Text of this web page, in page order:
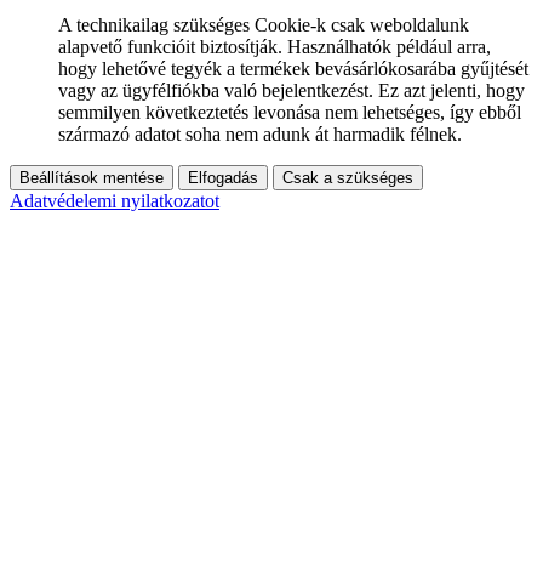
A technikailag szükséges Cookie-k csak weboldalunk
alapvető funkcióit biztosítják. Használhatók például arra,
hogy lehetővé tegyék a termékek bevásárlókosarába gyűjtését
vagy az ügyfélfiókba való bejelentkezést. Ez azt jelenti, hogy
semmilyen következtetés levonása nem lehetséges, így ebből
származó adatot soha nem adunk át harmadik félnek.
Beállítások mentése Elfogadás Csak a szükséges
Adatvédelemi nyilatkozatot